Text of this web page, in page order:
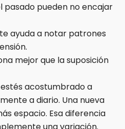
pasado pueden no encajar
ayuda a notar patrones
mejor que la suposición
acostumbrado a
a diario. Una nueva
espacio. Esa diferencia
una variación.